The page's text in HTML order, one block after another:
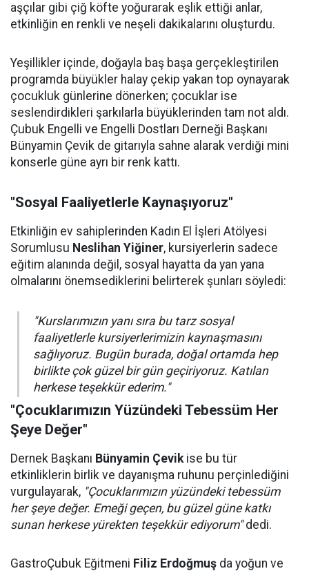
aşçılar gibi çiğ köfte yoğurarak eşlik ettiği anlar,
etkinliğin en renkli ve neşeli dakikalarını oluşturdu.
Yeşillikler içinde, doğayla baş başa gerçekleştirilen
programda büyükler halay çekip yakan top oynayarak
çocukluk günlerine dönerken; çocuklar ise
seslendirdikleri şarkılarla büyüklerinden tam not aldı.
Çubuk Engelli ve Engelli Dostları Derneği Başkanı
Bünyamin Çevik de gitarıyla sahne alarak verdiği mini
konserle güne ayrı bir renk kattı.
"Sosyal Faaliyetlerle Kaynaşıyoruz"
Etkinliğin ev sahiplerinden Kadın El İşleri Atölyesi
Sorumlusu Neslihan Yiğiner, kursiyerlerin sadece
eğitim alanında değil, sosyal hayatta da yan yana
olmalarını önemsediklerini belirterek şunları söyledi:
"Kurslarımızın yanı sıra bu tarz sosyal
faaliyetlerle kursiyerlerimizin kaynaşmasını
sağlıyoruz. Bugün burada, doğal ortamda hep
birlikte çok güzel bir gün geçiriyoruz. Katılan
herkese teşekkür ederim."
"Çocuklarımızın Yüzündeki Tebessüm Her
Şeye Değer"
Dernek Başkanı Bünyamin Çevikise bu tür
etkinliklerin birlik ve dayanışma ruhunu perçinlediğini
vurgulayarak, "Çocuklarımızın yüzündeki tebessüm
her şeye değer. Emeği geçen, bu güzel güne katkı
sunan herkese yürekten teşekkür ediyorum"dedi.
GastroÇubuk Eğitmeni Filiz Erdoğmuş da yoğun ve